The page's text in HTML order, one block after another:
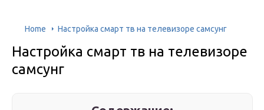
Home Настройка смарт тв на телевизоре самсунг
Настройка смарт тв на телевизоре
самсунг